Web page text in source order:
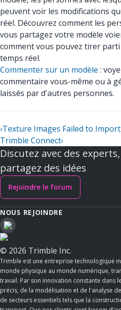
peuvent voir les modifications
réel. Découvrez comment les
vous partagez votre modèle
comment vous pouvez tirer
temps réel.
Commenter sur un modèle :
commentaire vous-même ou à
laissés par d'autres personnes.
‹Texture Images Failed to Import
Trimble Connect›
Discutez avec des
partagez des idées
Rejoindre le forum
NOUS REJOINDRE
© 2026 Trimble Inc.
Trimble est une entreprise technologique
monde physique au monde numérique,
travail. Par son innovation constante dans
précis, de la modélisation et de l'analyse
de secteurs essentiels tels que la